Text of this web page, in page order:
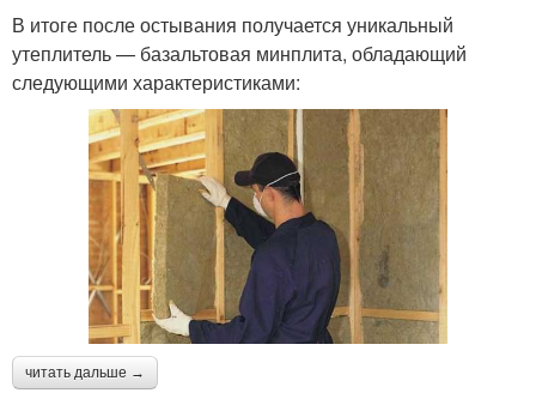
В итоге после остывания получается уникальный
утеплитель — базальтовая минплита, обладающий
следующими характеристиками:
читать дальше →